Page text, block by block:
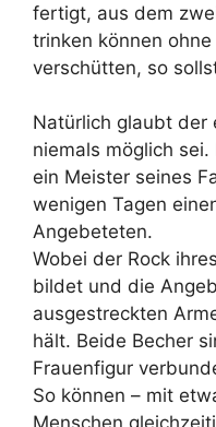
fertigt, aus dem
trinken können
verschütten, so
Natürlich glaubt der
niemals möglich
ein Meister seines
wenigen Tagen
Angebeteten.
Wobei der Rock
bildet und die
ausgestreckten
hält. Beide Becher
Frauenfigur
So können – mit